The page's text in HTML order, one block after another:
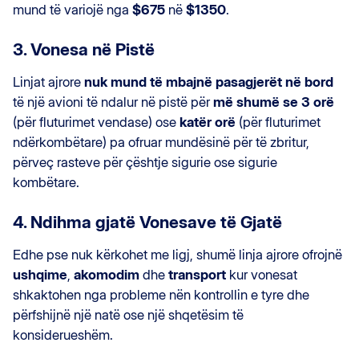
mund të variojë nga $675 në $1350.
3. Vonesa në Pistë
Linjat ajrore nuk mund të mbajnë pasagjerët në bord
të një avioni të ndalur në pistë përmë shumë se 3 orë
(për fluturimet vendase) ose katër orë (për fluturimet
ndërkombëtare) pa ofruar mundësinë për të zbritur,
përveç rasteve për çështje sigurie ose sigurie
kombëtare.
4. Ndihma gjatë Vonesave të Gjatë
Edhe pse nuk kërkohet me ligj, shumë linja ajrore ofrojnë
ushqime akomodim dhe transport kur vonesat
shkaktohen nga probleme nën kontrollin e tyre dhe
përfshijnë një natë ose një shqetësim të
konsiderueshëm.